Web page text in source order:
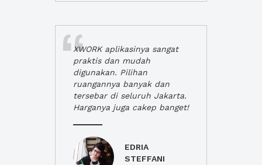
XWORK aplikasinya sangat
praktis dan mudah
digunakan. Pilihan
ruangannya banyak dan
tersebar di seluruh Jakarta.
Harganya juga cakep banget!
EDRIA
STEFFANI